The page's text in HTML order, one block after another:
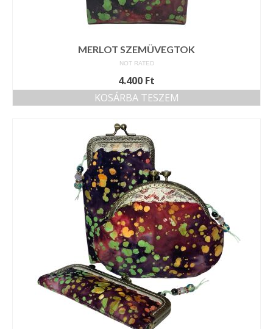
MERLOT SZEMÜVEGTOK
NOT RATED
4.400 Ft
KOSÁRBA TESZEM